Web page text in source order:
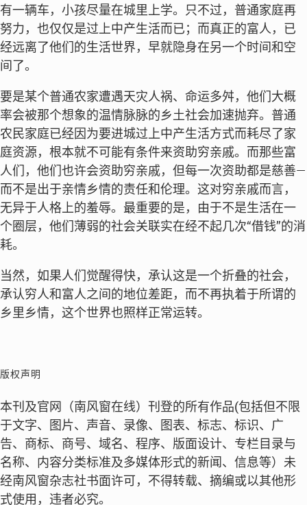
有一辆车，小孩尽量在城里上学。只不过，普通家庭再
努力，也仅仅是过上中产生活而已；而真正的富人，已
经远离了他们的生活世界，早就隐身在另一个时间和空
间了。
要是某个普通农家遭遇天灾人祸、命运多舛，他们大概
率会被那个想象的温情脉脉的乡土社会加速抛弃。普通
农民家庭已经因为要进城过上中产生活方式而耗尽了家
庭资源，根本就不可能有条件来资助穷亲戚。而那些富
人们，他们也许会资助穷亲戚，但每一次资助都是慈善—
而不是出于亲情乡情的责任和伦理。这对穷亲戚而言，
无异于人格上的羞辱。最重要的是，由于不是生活在一
个圈层，他们薄弱的社会关联实在经不起几次“借钱”的消
耗。
当然，如果人们觉醒得快，承认这是一个折叠的社会，
承认穷人和富人之间的地位差距，而不再执着于所谓的
乡里乡情，这个世界也照样正常运转。
版权声明
本刊及官网（南风窗在线）刊登的所有作品(包括但不限
于文字、图片、声音、录像、图表、标志、标识、广
告、商标、商号、域名、程序、版面设计、专栏目录与
名称、内容分类标准及多媒体形式的新闻、信息等）未
经南风窗杂志社书面许可，不得转载、摘编或以其他形
式使用，违者必究。